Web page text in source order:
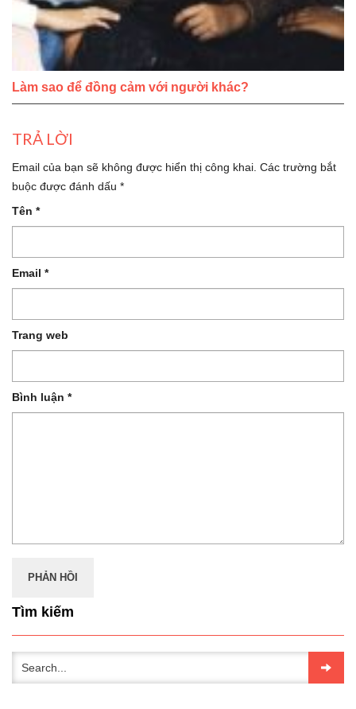
Làm sao để đồng cảm với người khác?
TRẢ LỜI
Email của bạn sẽ không được hiển thị công khai. Các trường bắt
buộc được đánh dấu *
Tên *
Email *
Trang web
Bình luận *
Tìm kiếm